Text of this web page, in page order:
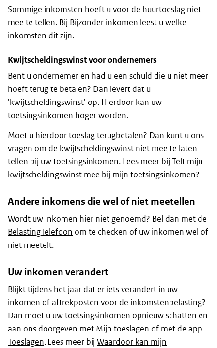
Sommige inkomsten hoeft u voor de huurtoeslag niet
mee te tellen. Bij Bijzonder inkomen leest u welke
inkomsten dit zijn.
Kwijtscheldingswinst voor ondernemers
Bent u ondernemer en had u een schuld die u niet meer
hoeft terug te betalen? Dan levert dat u
'kwijtscheldingswinst' op. Hierdoor kan uw
toetsingsinkomen hoger worden.
Moet u hierdoor toeslag terugbetalen? Dan kunt u ons
vragen om de kwijtscheldingswinst niet mee te laten
tellen bij uw toetsingsinkomen. Lees meer bij Telt mijn
kwijtscheldingswinst mee bij mijn toetsingsinkomen?
Andere inkomens die wel of niet meetellen
Wordt uw inkomen hier niet genoemd? Bel dan met de
BelastingTelefoon om te checken of uw inkomen wel of
niet meetelt.
Uw inkomen verandert
Blijkt tijdens het jaar dat er iets verandert in uw
inkomen of aftrekposten voor de inkomstenbelasting?
Dan moet u uw toetsingsinkomen opnieuw schatten en
aan ons doorgeven met Mijn toeslagen of met de app
Toeslagen. Lees meer bij Waardoor kan mijn